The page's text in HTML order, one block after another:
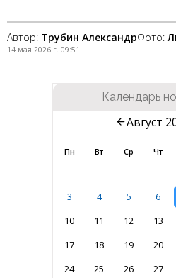
Автор: Трубин АлександрФото:
14 мая 2026 г. 09:51
Календарь
Август
Пн Вт Ср Чт
3
4 5 6
10
11 12 13
17
18 19 20
24
25 26 27